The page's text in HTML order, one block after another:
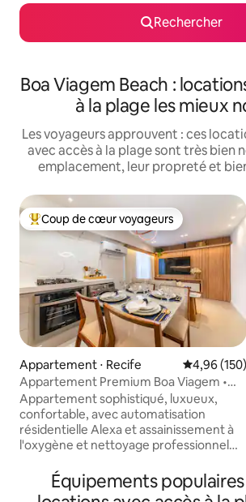
Rechercher
Boa Viagem Beach :
à la plage les mieux
Les voyageurs approuvent : ces
avec accès à la plage sont très bien
emplacement, leur propreté et
Coups de cœur voyageurs les plus
Coup de cœur voyageurs
Appartement ⋅ Recife Évaluation
4,96 (150)
Appartement Premium Boa Viagem •
Wi-Fi • Proche de l’aéroport
Appartement sophistiqué, luxueux,
confortable, avec automatisation
résidentielle Alexa et assainissement à
l'oxygène et nettoyage professionnel
moindres détails pour votre meilleur
séjour. Il est très bien situé, à proximité
Équipements